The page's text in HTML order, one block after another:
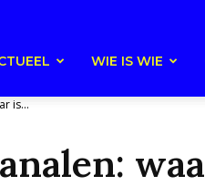
WIE IS WIE
is...